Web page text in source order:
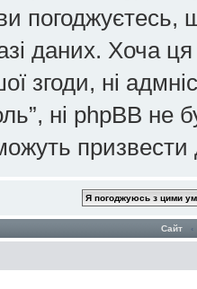
даних. Хоча
згоди, ні
ні phpBB не
можуть
Сайт ‹